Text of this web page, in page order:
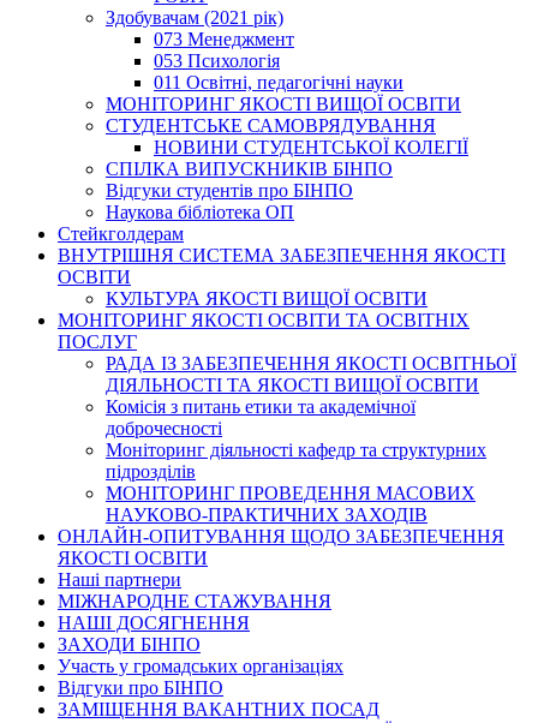
Здобувачам (2021 рік)
073 Менеджмент
053 Психологія
011 Освітні, педагогічні науки
МОНІТОРИНГ ЯКОСТІ ВИЩОЇ ОСВІТИ
СТУДЕНТСЬКЕ САМОВРЯДУВАННЯ
НОВИНИ СТУДЕНТСЬКОЇ КОЛЕГІЇ
СПІЛКА ВИПУСКНИКІВ БІНПО
Відгуки студентів про БІНПО
Наукова бібліотека ОП
Стейкголдерам
ВНУТРІШНЯ СИСТЕМА ЗАБЕЗПЕЧЕННЯ ЯКОСТІ
ОСВІТИ
КУЛЬТУРА ЯКОСТІ ВИЩОЇ ОСВІТИ
МОНІТОРИНГ ЯКОСТІ ОСВІТИ ТА ОСВІТНІХ
ПОСЛУГ
РАДА ІЗ ЗАБЕЗПЕЧЕННЯ ЯКОСТІ ОСВІТНЬОЇ
ДІЯЛЬНОСТІ ТА ЯКОСТІ ВИЩОЇ ОСВІТИ
Комісія з питань етики та академічної
доброчесності
Моніторинг діяльності кафедр та структурних
підрозділів
МОНІТОРИНГ ПРОВЕДЕННЯ МАСОВИХ
НАУКОВО-ПРАКТИЧНИХ ЗАХОДІВ
ОНЛАЙН-ОПИТУВАННЯ ЩОДО ЗАБЕЗПЕЧЕННЯ
ЯКОСТІ ОСВІТИ
Наші партнери
МІЖНАРОДНЕ СТАЖУВАННЯ
НАШІ ДОСЯГНЕННЯ
ЗАХОДИ БІНПО
Участь у громадських організаціях
Відгуки про БІНПО
ЗАМІЩЕННЯ ВАКАНТНИХ ПОСАД